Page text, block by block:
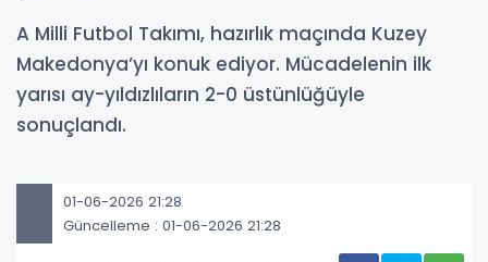
A Milli Futbol Takımı, hazırlık maçında Kuzey
Makedonya’yı konuk ediyor. Mücadelenin ilk
yarısı ay-yıldızlıların 2-0 üstünlüğüyle
sonuçlandı.
01-06-2026 21:28
Güncelleme : 01-06-2026 21:28